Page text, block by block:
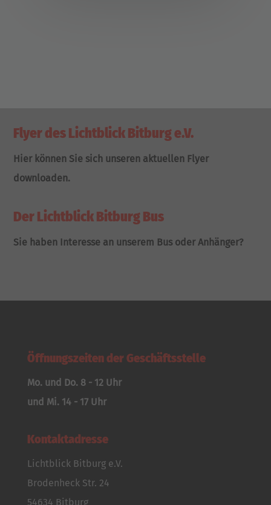
Flyer des Lichtblick Bitburg e.V.
Hier können Sie sich unseren aktuellen Flyer
downloaden.
Der Lichtblick Bitburg Bus
Sie haben Interesse an unserem Bus oder Anhänger?
Öffnungszeiten der Geschäftsstelle
Mo. und Do. 8 - 12 Uhr
und Mi. 14 - 17 Uhr
Kontaktadresse
Lichtblick Bitburg e.V.
Brodenheck Str. 24
54634 Bitburg